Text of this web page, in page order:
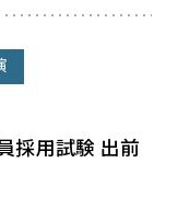
採用試験 出前